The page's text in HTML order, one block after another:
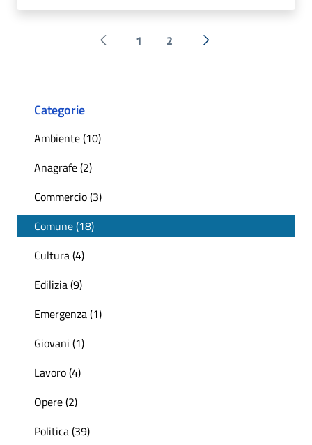
Pagina precedente
1 2 Successiva »
Categorie
Ambiente (10)
Anagrafe (2)
Commercio (3)
Comune (18)
Cultura (4)
Edilizia (9)
Emergenza (1)
Giovani (1)
Lavoro (4)
Opere (2)
Politica (39)